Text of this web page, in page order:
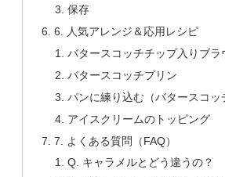
保存
6. 人気アレンジ＆応用レシピ
バタースコッチチップ入りブラ
バタースコッチプリン
パンに練り込む（バタースコッ
アイスクリームのトッピング
7. よくある質問（FAQ）
Q. キャラメルとどう違うの？